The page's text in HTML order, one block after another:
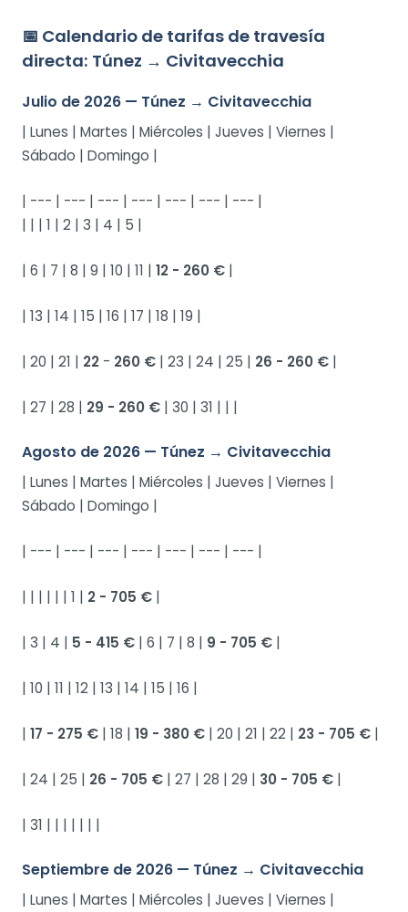
📅 Calendario de tarifas de travesía
directa: Túnez → Civitavecchia
Julio de 2026 — Túnez → Civitavecchia
| Lunes | Martes | Miércoles | Jueves | Viernes |
Sábado | Domingo |
| --- | --- | --- | --- | --- | --- | --- |
| | | 1 | 2 | 3 | 4 | 5 |
| 6 | 7 | 8 | 9 | 10 | 11 | 12 - 260 € |
| 13 | 14 | 15 | 16 | 17 | 18 | 19 |
| 20 | 21 | 22 - 260 € | 23 | 24 | 25 | 26 - 260 € |
| 27 | 28 | 29 - 260 € | 30 | 31 | | |
Agosto de 2026 — Túnez → Civitavecchia
| Lunes | Martes | Miércoles | Jueves | Viernes |
Sábado | Domingo |
| --- | --- | --- | --- | --- | --- | --- |
| | | | | | 1 | 2 - 705 € |
| 3 | 4 | 5 - 415 € | 6 | 7 | 8 | 9 - 705 € |
| 10 | 11 | 12 | 13 | 14 | 15 | 16 |
| 17 - 275 € | 18 | 19 - 380 € | 20 | 21 | 22 | 23 - 705 € |
| 24 | 25 | 26 - 705 € | 27 | 28 | 29 | 30 - 705 € |
| 31 | | | | | | |
Septiembre de 2026 — Túnez → Civitavecchia
| Lunes | Martes | Miércoles | Jueves | Viernes |